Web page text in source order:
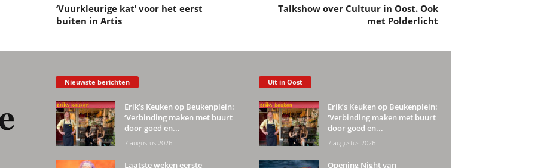
‘Vuurkleurige kat’ voor het eerst
buiten in Artis
Talkshow over Cultuur in Oost. Ook
met Polderlicht
Nieuwste berichten
Erik’s Keuken op Beukenplein:
‘Verbinding maken met buurt
door goed en...
7 augustus 2026
Laatste weken eerste
Uit in Oost
Erik’s Keuken op Beukenplein:
‘Verbinding maken met buurt
door goed en...
7 augustus 2026
Opening Night van